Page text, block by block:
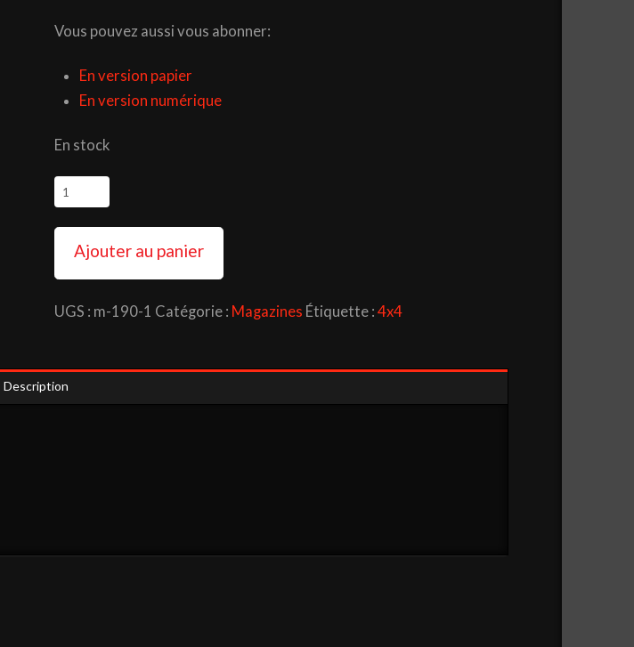
Vous pouvez aussi vous abonner:
En version papier
En version numérique
En stock
quantité
de
4x4
N°
Ajouter au panier
UGS : m-190-1 Catégorie : Magazines Étiquette :4x4
Description